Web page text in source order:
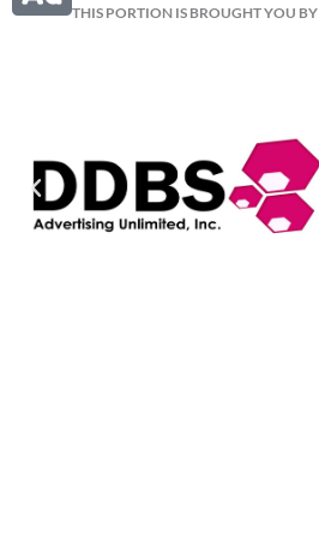
THIS PORTION IS BROUGHT YOU BY